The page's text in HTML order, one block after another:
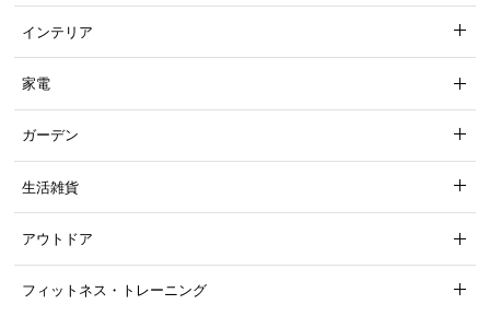
インテリア
家電
ガーデン
生活雑貨
アウトドア
フィットネス・トレーニング